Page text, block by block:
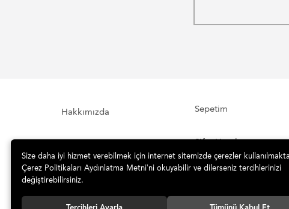
Hakkımızda
Sipariş Takibi
Sepetim
Şifre Hatırlatma
Size daha iyi hizmet verebilmek için internet sitemizde çerezler
Çerez Politikaları Aydınlatma Metni’ni okuyabilir ve dilerseniz tercihlerinizi
değiştirebilirsiniz.